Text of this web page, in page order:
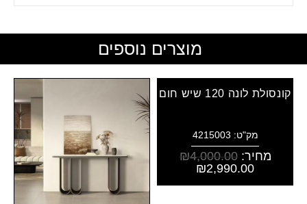
מוצרים נוספים
קונסולת לונה 120 שיש חום
מק"ט: 4215003
מחיר: ₪4,000.00
₪2,990.00